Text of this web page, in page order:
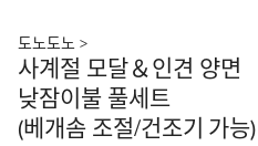
도노도노 >
사계절 모달＆인견 양면
낮잠이불 풀세트
(베개솜 조절/건조기 가능)